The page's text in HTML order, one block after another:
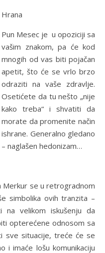
Hrana
Pun Mesec je u opoziciji sa
vašim znakom, pa će kod
mnogih od vas biti pojačan
apetit, što će se vrlo brzo
odraziti na vaše zdravlje.
Osetićete da tu nešto „nije
kako treba“ i shvatiti da
morate da promenite način
ishrane. Generalno gledano
– naglašen hedonizam…
Merkur se u retrogradnom
simbolika ovih tranzita –
velikom iskušenju da
opterećene odnosom sa
sve situacije, treće će se
i imaće lošu komunikaciju